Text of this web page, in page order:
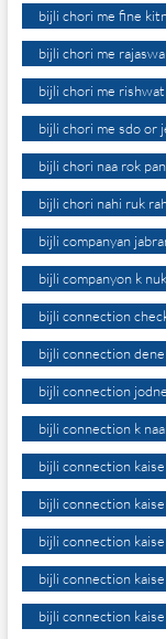
bijli chori me fine
bijli chori me
bijli chori me
bijli chori me sdo or
bijli chori naa rok
bijli chori nahi ruk
bijli companyan
bijli companyon k
bijli connection
bijli connection
bijli connection
bijli connection k
bijli connection
bijli connection
bijli connection
bijli connection
bijli connection